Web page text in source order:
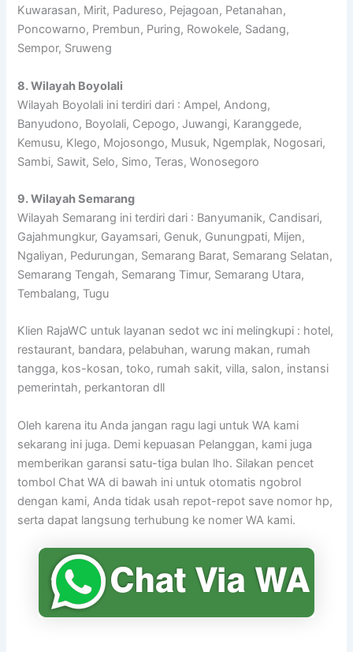
Kuwarasan, Mirit, Padureso, Pejagoan, Petanahan,
Poncowarno, Prembun, Puring, Rowokele, Sadang,
Sempor, Sruweng
8. Wilayah Boyolali
Wilayah Boyolali ini terdiri dari : Ampel, Andong,
Banyudono, Boyolali, Cepogo, Juwangi, Karanggede,
Kemusu, Klego, Mojosongo, Musuk, Ngemplak, Nogosari,
Sambi, Sawit, Selo, Simo, Teras, Wonosegoro
9. Wilayah Semarang
Wilayah Semarang ini terdiri dari : Banyumanik, Candisari,
Gajahmungkur, Gayamsari, Genuk, Gunungpati, Mijen,
Ngaliyan, Pedurungan, Semarang Barat, Semarang Selatan,
Semarang Tengah, Semarang Timur, Semarang Utara,
Tembalang, Tugu
Klien RajaWC untuk layanan sedot wc ini melingkupi : hotel,
restaurant, bandara, pelabuhan, warung makan, rumah
tangga, kos-kosan, toko, rumah sakit, villa, salon, instansi
pemerintah, perkantoran dll
Oleh karena itu Anda jangan ragu lagi untuk WA kami
sekarang ini juga. Demi kepuasan Pelanggan, kami juga
memberikan garansi satu-tiga bulan lho. Silakan pencet
tombol Chat WA di bawah ini untuk otomatis ngobrol
dengan kami, Anda tidak usah repot-repot save nomor hp,
serta dapat langsung terhubung ke nomer WA kami.